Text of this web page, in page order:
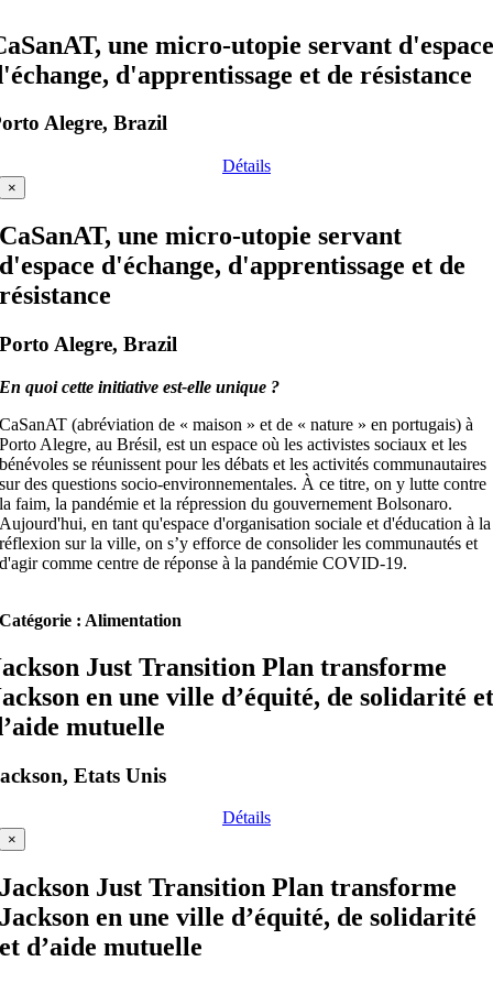
une micro-utopie servant
d'apprentissage et de résistance
Alegre, Brazil
Détails
×
CaSanAT, une micro-utopie servant
d'espace d'échange, d'apprentissage et de
résistance
Porto Alegre, Brazil
En quoi cette initiative est-elle unique ?
CaSanAT (abréviation de « maison » et de « nature » en portugais) à
Porto Alegre, au Brésil, est un espace où les activistes sociaux et les
bénévoles se réunissent pour les débats et les activités communautaires
sur des questions socio-environnementales. À ce titre, on y lutte contre
la faim, la pandémie et la répression du gouvernement Bolsonaro.
Aujourd'hui, en tant qu'espace d'organisation sociale et d'éducation à la
réflexion sur la ville, on s’y efforce de consolider les communautés et
d'agir comme centre de réponse à la pandémie COVID-19.
Catégorie : Alimentation
Just Transition Plan transforme
en une ville d’équité, de solidarité
mutuelle
Etats Unis
Détails
×
Jackson Just Transition Plan transforme
Jackson en une ville d’équité, de solidarité
et d’aide mutuelle